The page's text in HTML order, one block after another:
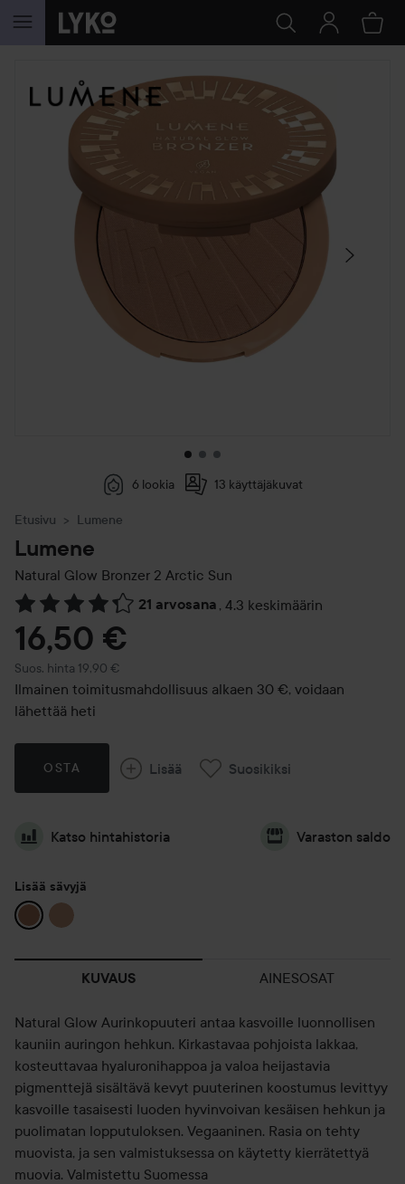
SIIRTYÄ JHK SISÄLTÖÖN
OHITA OSIO
6 lookia 13 käyttäjäkuvat
Etusivu Lumene
Lumene
Natural Glow Bronzer 2 Arctic Sun
21 arvosana , 4.3 keskimäärin
Siirtyä jhk Arvosana & kommentit
16,50 €
Suos. hinta 19,90 €
Suositeltu hinta 19,90 €
Ilmainen toimitusmahdollisuus alkaen 30 €, voidaan
lähettää heti
OSTA Lisää Suosikiksi
Katso hintahistoria Varaston saldo
Lisää sävyjä
KUVAUS AINESOSAT
Natural Glow Aurinkopuuteri antaa kasvoille luonnollisen
kauniin auringon hehkun. Kirkastavaa pohjoista lakkaa,
kosteuttavaa hyaluronihappoa ja valoa heijastavia
pigmenttejä sisältävä kevyt puuterinen koostumus levittyy
kasvoille tasaisesti luoden hyvinvoivan kesäisen hehkun ja
puolimatan lopputuloksen. Vegaaninen. Rasia on tehty
muovista, ja sen valmistuksessa on käytetty kierrätettyä
muovia. Valmistettu Suomessa